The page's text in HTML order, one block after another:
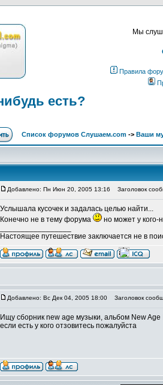
Мы
Правила
есть?
Список форумов Слушаем.com -> Ваши
Добавлено: Пн Июн 20, 2005 13:16 Заголовок
Услышала кусочек и задалась целью найти...
Конечно не в тему форума
но может у кого-
Настоящее путешествие заключается не в
Добавлено: Вс Дек 04, 2005 18:00 Заголовок
Ищу сборник new age музыки, альбом New
если есть у кого отзовитесь пожалуйста